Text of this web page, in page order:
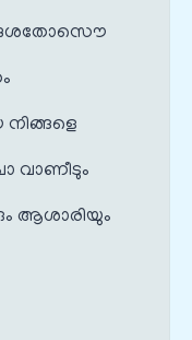
വാണീടും
ആശാരിയും